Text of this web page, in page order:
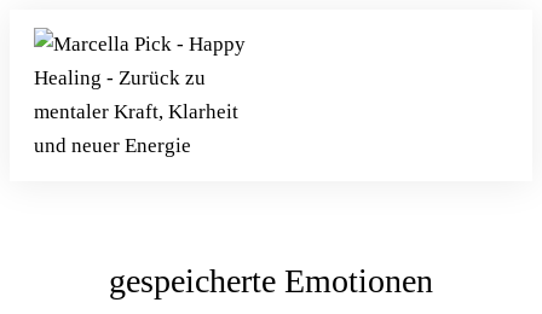
gespeicherte Emotionen